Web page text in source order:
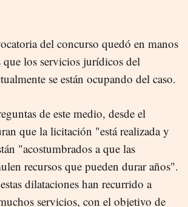
del concurso quedó en manos
los servicios jurídicos del
se están ocupando del caso.
de este medio, desde el
que la licitación "está realizada y
"acostumbrados a que las
recursos que pueden durar años".
dilataciones han recurrido a
servicios, con el objetivo de